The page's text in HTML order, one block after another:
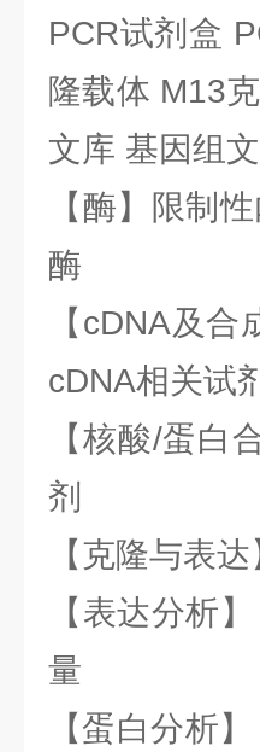
PCR试剂盒
隆载体 M13
文库 基因组
【酶】限制
酶
【cDNA及
cDNA相关试
【核酸/蛋白
剂
【克隆与表
【表达分析
量
【蛋白分析